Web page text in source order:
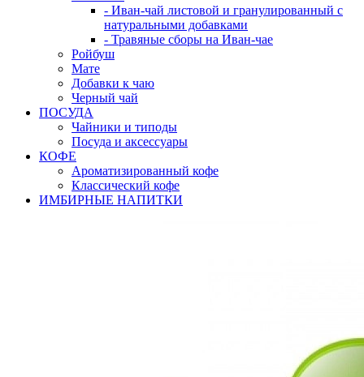
- Иван-чай листовой и гранулированный с
натуральными добавками
- Травяные сборы на Иван-чае
Ройбуш
Мате
Добавки к чаю
Черный чай
ПОСУДА
Чайники и типоды
Посуда и аксессуары
КОФЕ
Ароматизированный кофе
Классический кофе
ИМБИРНЫЕ НАПИТКИ